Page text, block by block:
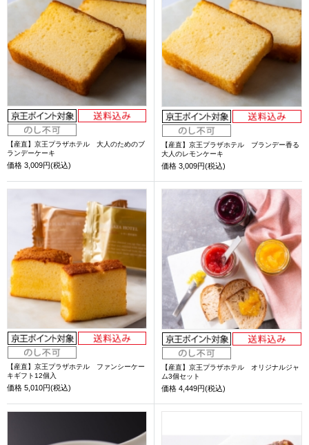
【産直】京王プラザホテル 大人のためのブ
ランデーケーキ
価格 3,009円(税込)
【産直】京王プラザホテル ブランデー香る
大人のレモンケーキ
価格 3,009円(税込)
【産直】京王プラザホテル ファンシーケー
キギフト12個入
価格 5,010円(税込)
【産直】京王プラザホテル オリジナルジャ
ム3個セット
価格 4,449円(税込)